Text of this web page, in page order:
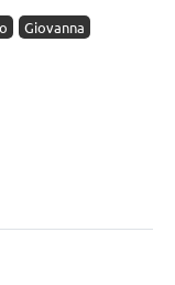
Giovanna